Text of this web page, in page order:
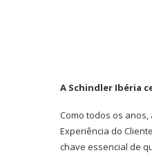
A Schindler Ibéria
Como todos os anos,
Experiência do
chave essencial de